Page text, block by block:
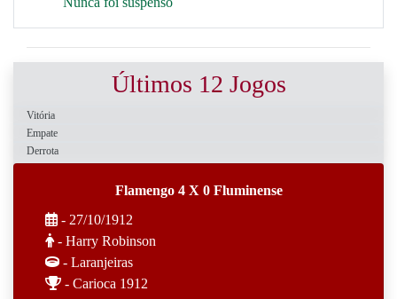
Últimos 12 Jogos
Vitória
Empate
Derrota
Flamengo 4 X 0 Fluminense
- 27/10/1912
- Harry Robinson
- Laranjeiras
- Carioca 1912